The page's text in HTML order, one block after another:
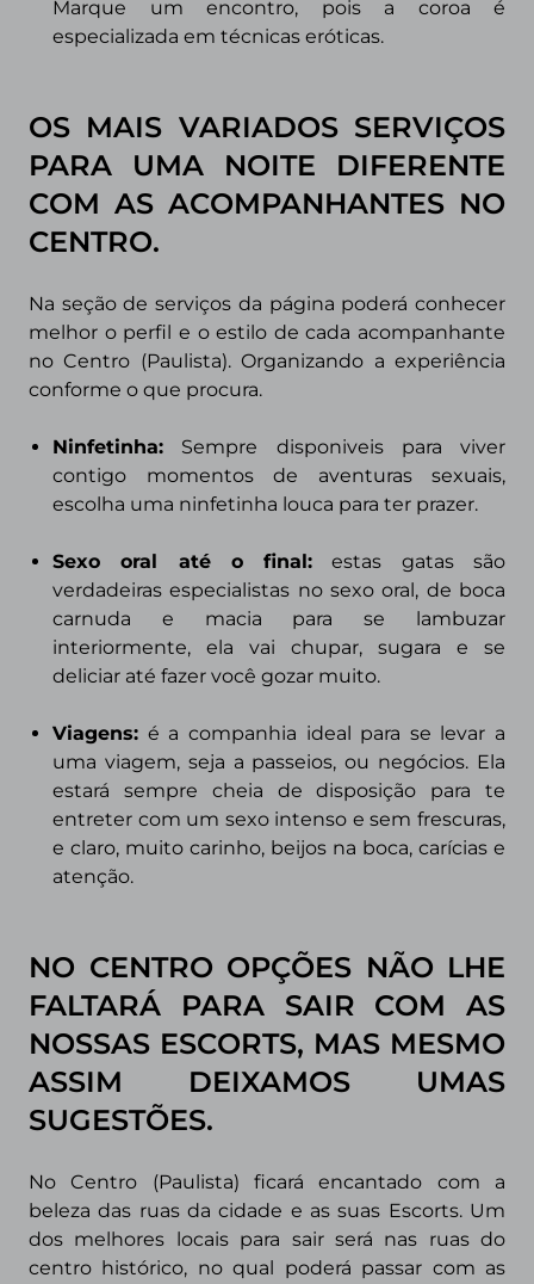
Marque um encontro, pois a coroa é
especializada em técnicas eróticas.
OS MAIS VARIADOS SERVIÇOS
PARA UMA NOITE DIFERENTE
COM AS ACOMPANHANTES NO
CENTRO.
Na seção de serviços da página poderá conhecer
melhor o perfil e o estilo de cada acompanhante
no Centro (Paulista).Organizando a experiência
conforme o que procura.
Ninfetinha: Sempre disponiveis para viver
contigo momentos de aventuras sexuais,
escolha uma ninfetinha louca para ter prazer.
Sexo oral até o final: estas gatas são
verdadeiras especialistas no sexo oral, de boca
carnuda e macia para se lambuzar
interiormente, ela vai chupar, sugara e se
deliciar até fazer você gozar muito.
Viagens: é a companhia ideal para se levar a
uma viagem, seja a passeios, ou negócios. Ela
estará sempre cheia de disposição para te
entreter com um sexo intenso e sem frescuras,
e claro, muito carinho, beijos na boca, carícias e
atenção.
NO CENTRO OPÇÕES NÃO LHE
FALTARÁ PARA SAIR COM AS
NOSSAS ESCORTS, MAS MESMO
ASSIM DEIXAMOS UMAS
SUGESTÕES.
No Centro (Paulista) ficará encantado com a
beleza das ruas da cidade e as suas Escorts. Um
dos melhores locais para sair será nas ruas do
centro histórico, no qual poderá passar com as